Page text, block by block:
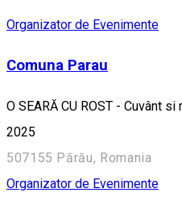
Organizator de Evenimente
Comuna Parau
O SEARĂ CU ROST - Cuvânt
2025
507155 Părău, Romania
Organizator de Evenimente